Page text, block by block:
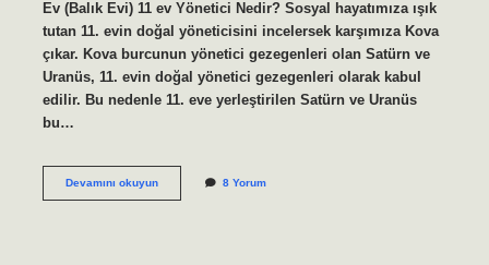
Ev (Balık Evi) 11 ev Yönetici Nedir? Sosyal hayatımıza ışık
tutan 11. evin doğal yöneticisini incelersek karşımıza Kova
çıkar. Kova burcunun yönetici gezegenleri olan Satürn ve
Uranüs, 11. evin doğal yönetici gezegenleri olarak kabul
edilir. Bu nedenle 11. eve yerleştirilen Satürn ve Uranüs
bu…
Devamını okuyun11
8 Yorum